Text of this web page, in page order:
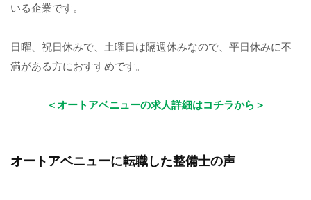
いる企業です。
日曜、祝日休みで、土曜日は隔週休みなので、平日休みに不
満がある方におすすめです。
＜オートアベニューの求人詳細はコチラから＞
オートアベニューに転職した整備士の声